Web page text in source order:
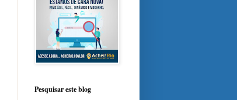
Pesquisar este blog